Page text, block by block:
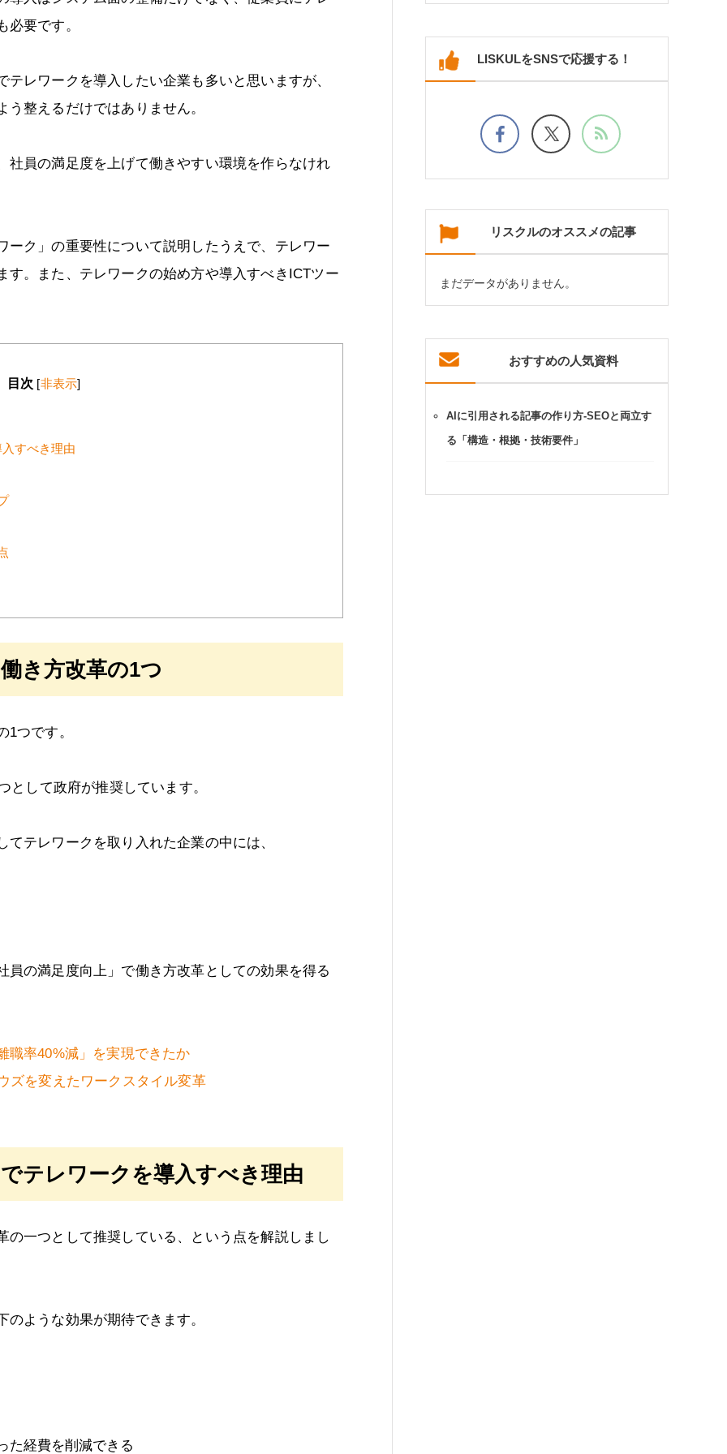
要です。
レワークを導入したい企業も多いと思いますが、
整えるだけではありません。
社員の満足度を上げて働きやすい環境を作らなけれ
ーク」の重要性について説明したうえで、テレワー
す。また、テレワークの始め方や導入すべきICTツー
目次 [非表示]
すべき理由
き方改革の1つ
つです。
として政府が推奨しています。
テレワークを取り入れた企業の中には、
の満足度向上」で働き方改革としての効果を得る
職率40%減」を実現できたか
を変えたワークスタイル変革
テレワークを導入すべき理由
一つとして推奨している、という点を解説しまし
ような効果が期待できます。
た経費を削減できる
LISKULをSNSで応援する！
リスクルのオススメの記事
まだデータがありません。
おすすめの人気資料
AIに引用される記事の作り方-SEOと両立す
る「構造・根拠・技術要件」